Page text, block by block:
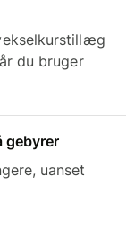
du bruger
gebyrer
uanset